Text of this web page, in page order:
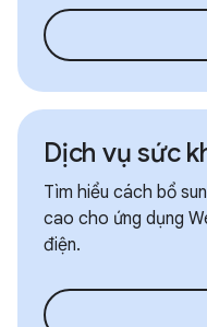
Dịch vụ sức
Tìm hiểu cách bổ
cao cho ứng dụng
điện.